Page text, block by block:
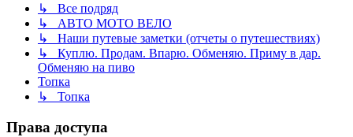
↳ Все подряд
↳ АВТО МОТО ВЕЛО
↳ Наши путевые заметки (отчеты о путешествиях)
↳ Куплю. Продам. Впарю. Обменяю. Приму в дар.
Обменяю на пиво
Топка
↳ Топка
Права доступа